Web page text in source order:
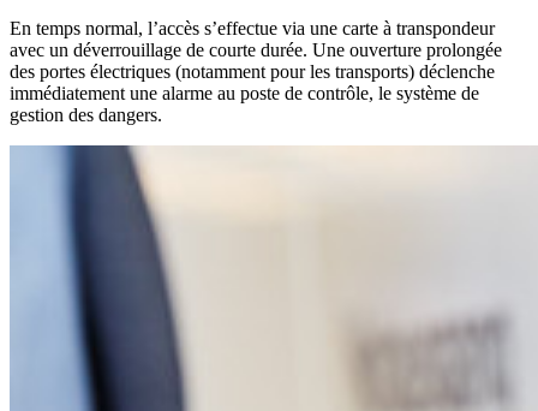
En temps normal, l’accès s’effectue via une carte à transpondeur
avec un déverrouillage de courte durée. Une ouverture prolongée
des portes électriques (notamment pour les transports) déclenche
immédiatement une alarme au poste de contrôle, le système de
gestion des dangers.